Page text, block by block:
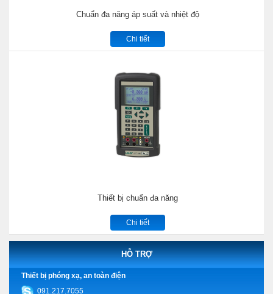
Chuẩn đa năng áp suất và nhiệt độ
Chi tiết
Thiết bị chuẩn đa năng
Chi tiết
HỖ TRỢ
Thiết bị phóng xạ, an toàn điện
091.217.7055